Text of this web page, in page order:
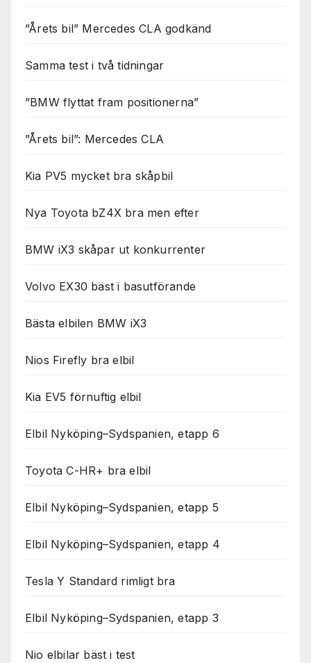
”Årets bil” Mercedes CLA godkänd
Samma test i två tidningar
”BMW flyttat fram positionerna”
”Årets bil”: Mercedes CLA
Kia PV5 mycket bra skåpbil
Nya Toyota bZ4X bra men efter
BMW iX3 skåpar ut konkurrenter
Volvo EX30 bäst i basutförande
Bästa elbilen BMW iX3
Nios Firefly bra elbil
Kia EV5 förnuftig elbil
Elbil Nyköping–Sydspanien, etapp 6
Toyota C-HR+ bra elbil
Elbil Nyköping–Sydspanien, etapp 5
Elbil Nyköping–Sydspanien, etapp 4
Tesla Y Standard rimligt bra
Elbil Nyköping–Sydspanien, etapp 3
Nio elbilar bäst i test